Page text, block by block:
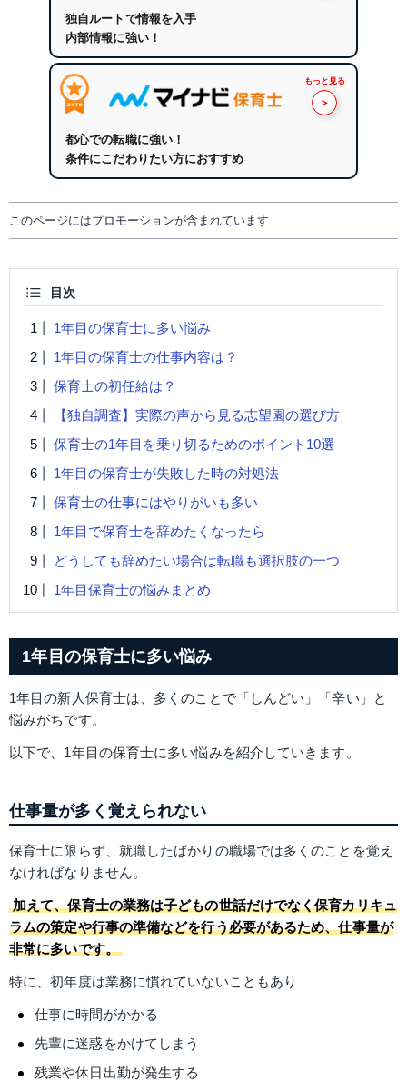
独自ルートで情報を入手
内部情報に強い！
もっと見る
＞
都心での転職に強い！
条件にこだわりたい方におすすめ
このページにはプロモーションが含まれています
目次
1年目の保育士に多い悩み
1年目の保育士の仕事内容は？
保育士の初任給は？
【独自調査】実際の声から見る志望園の選び方
保育士の1年目を乗り切るためのポイント10選
1年目の保育士が失敗した時の対処法
保育士の仕事にはやりがいも多い
1年目で保育士を辞めたくなったら
どうしても辞めたい場合は転職も選択肢の一つ
1年目保育士の悩みまとめ
1年目の保育士に多い悩み
1年目の新人保育士は、多くのことで「しんどい」「辛い」と
悩みがちです。
以下で、1年目の保育士に多い悩みを紹介していきます。
仕事量が多く覚えられない
保育士に限らず、就職したばかりの職場では多くのことを覚え
なければなりません。
加えて、保育士の業務は子どもの世話だけでなく保育カリキュ
ラムの策定や行事の準備などを行う必要があるため、仕事量が
非常に多いです。
特に、初年度は業務に慣れていないこともあり
仕事に時間がかかる
先輩に迷惑をかけてしまう
残業や休日出勤が発生する